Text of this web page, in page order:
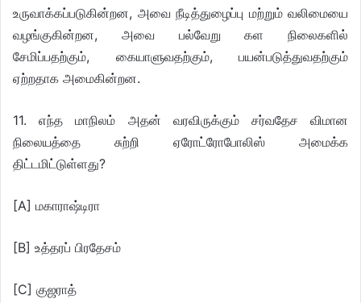
உருவாக்கப்படுகின்றன, அவை நீடித்துழைப்பு மற்றும் வலிமையை
வழங்குகின்றன, அவை பல்வேறு கள நிலைகளில்
சேமிப்பதற்கும், கையாளுவதற்கும், பயன்படுத்துவதற்கும்
ஏற்றதாக அமைகின்றன.
11. எந்த மாநிலம் அதன் வரவிருக்கும் சர்வதேச விமான
நிலையத்தை சுற்றி ஏரோட்ரோபோலிஸ் அமைக்க
திட்டமிட்டுள்ளது?
[A] மகாராஷ்டிரா
[B] உத்தரப் பிரதேசம்
[C] குஜராத்